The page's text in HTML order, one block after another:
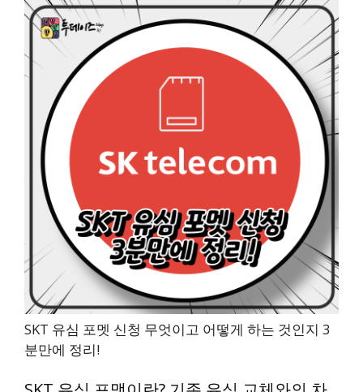
SKT 유심 포멧 신청 무엇이고 어떻게 하는 것인지 3
분만에 정리!